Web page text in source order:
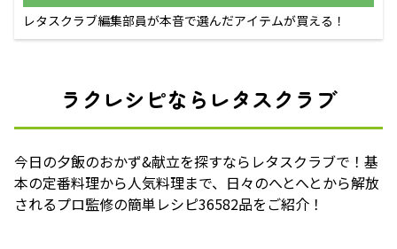
レタスクラブ編集部員が本音で選んだアイテムが買える！
ラクレシピならレタスクラブ
今日の夕飯のおかず&献立を探すならレタスクラブで！基
本の定番料理から人気料理まで、日々のへとへとから解放
されるプロ監修の簡単レシピ36582品をご紹介！